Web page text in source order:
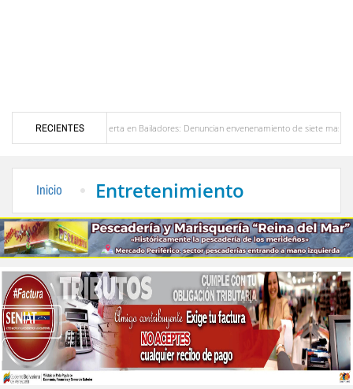
RECIENTES
Alerta en Bailadores: Denuncian envenenamiento de siete mascotas en El
Inicio Entretenimiento